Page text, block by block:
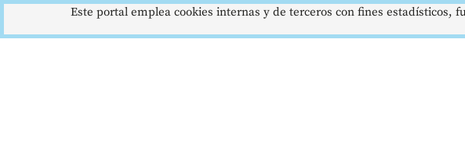
Este portal emplea cookies internas y de terceros con fines